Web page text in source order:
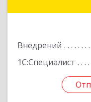
Внедрений
1С:Специалист